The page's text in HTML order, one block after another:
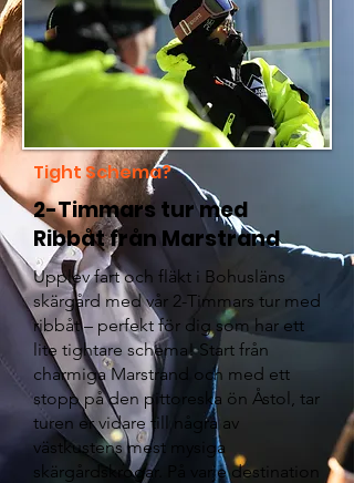
Tight Schema?
2-Timmars tur med
Ribbåt från Marstrand
Upplev fart och fläkt i Bohusläns
skärgård med vår 2-Timmars tur med
ribbåt – perfekt för dig som har ett
lite tightare schema! Start från
charmiga Marstrand och med ett
stopp på den pittoreska ön Åstol, tar
turen er vidare till några av
västkustens mest mysiga
skärgårdskrogar. På varje destination